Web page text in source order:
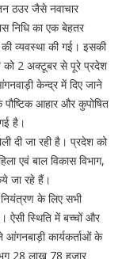
ठउर जैसे नवाचार
निधि का एक बेहतर
व्यवस्था की गई। इसकी
को 2 अक्टूबर से पूरे प्रदेश
केन्द्र में दिए जाने
आहार और कुपोषित
है।
दी जा रही है। प्रदेश को
एवं बाल विकास विभाग,
जा रहे हैं।
के लिए सभी
ऐसी स्थिति में बच्चों और
कार्यकर्ताओं के
28 लाख 78 हजार